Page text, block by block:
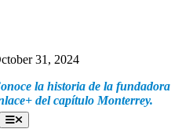
Skip
content
Toggle
Navigation
31, 2024
la historia de la
del capítulo Monterrey.